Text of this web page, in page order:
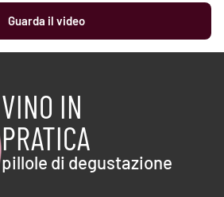
Guarda il video
VINO IN
PRATICA
pillole di degustazione